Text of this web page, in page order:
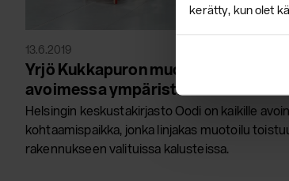
kerätty, kun olet
13.6.2019
Yrjö Kukkapuron muotoilua kaikille
avoimessa ympäristössä
Helsingin keskustakirjasto Oodi on kaikille avoin
kohtaamispaikka, jonka linjakas muotoilu
rakennukseen valituissa kalusteissa.